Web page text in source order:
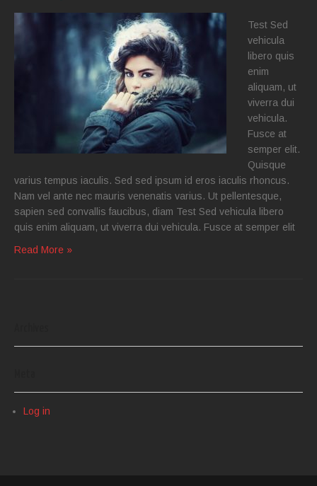
Test Sed
vehicula
libero quis
enim
aliquam, ut
viverra dui
vehicula.
Fusce at
semper elit.
Quisque
varius tempus iaculis. Sed sed ipsum id eros iaculis rhoncus.
Nam vel ante nec mauris venenatis varius. Ut pellentesque,
sapien sed convallis faucibus, diam Test Sed vehicula libero
quis enim aliquam, ut viverra dui vehicula. Fusce at semper elit
Read More »
Log in